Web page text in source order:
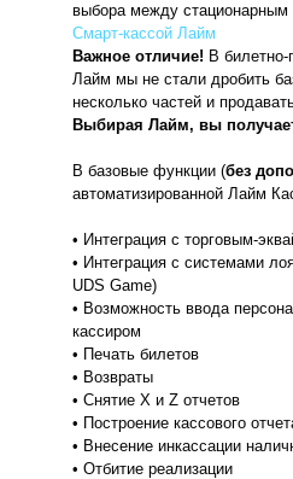
выбора между
Смарт-кассой Лайм
Важное отличие! В билетно-
Лайм мы не стали дробить
несколько частей и
Выбирая Лайм, вы
В базовые функции (без
автоматизированной Лайм
• Интеграция с торговым-
• Интеграция с системами
UDS Game)
• Возможность ввода
кассиром
• Печать билетов
• Возвраты
• Снятие X и Z отчетов
• Построение кассового
• Внесение инкассации
• Отбитие реализации